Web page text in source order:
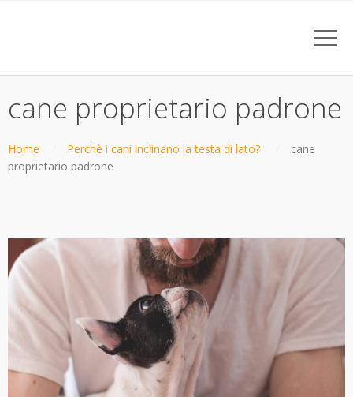
cane proprietario padrone
Home Perchè i cani inclinano la testa di lato?
cane
proprietario padrone